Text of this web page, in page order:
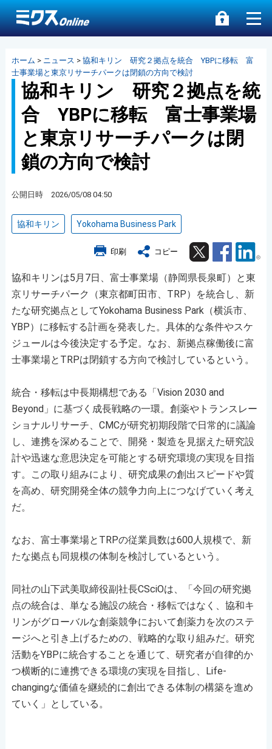
ホーム > ニュース > 協和キリン 研究２拠点を統合 YBPに移転 富
士事業場と東京リサーチパークは閉鎖の方向で検討
協和キリン 研究２拠点を統
合 YBPに移転 富士事業場
と東京リサーチパークは閉
鎖の方向で検討
公開日時 2026/05/08 04:50
協和キリン Yokohama Business Park
印刷 コピー Twitter Facebook
協和キリンは5月7日、富士事業場（静岡県長泉町）と東
京リサーチパーク（東京都町田市、TRP）を統合し、新
たな研究拠点としてYokohama Business Park（横浜市、
YBP）に移転する計画を発表した。具体的な条件やスケ
ジュールは今後決定する予定。なお、新拠点稼働後に富
士事業場とTRPは閉鎖する方向で検討しているという。
統合・移転は中長期構想である「Vision 2030 and
Beyond」に基づく成長戦略の一環。創薬やトランスレー
ショナルリサーチ、CMCが研究初期段階で日常的に議論
し、連携を深めることで、開発・製造を見据えた研究設
計や迅速な意思決定を可能とする研究環境の実現を目指
す。この取り組みにより、研究成果の創出スピードや質
を高め、研究開発全体の競争力向上につなげていく考え
だ。
なお、富士事業場とTRPの従業員数は600人規模で、新
たな拠点も同規模の体制を検討しているという。
同社の山下武美取締役副社長CSciOは、「今回の研究拠
点の統合は、単なる施設の統合・移転ではなく、協和キ
リンがグローバルな創薬競争において創薬力を次のステ
ージへと引き上げるための、戦略的な取り組みだ。研究
活動をYBPに統合することを通じて、研究者が自律的か
つ横断的に連携できる環境の実現を目指し、Life-
changingな価値を継続的に創出できる体制の構築を進め
ていく」としている。